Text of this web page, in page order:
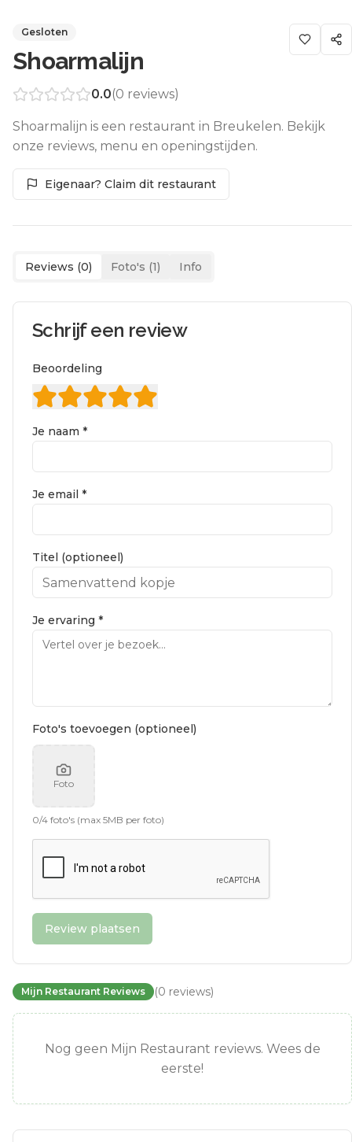
Gesloten
Shoarmalijn
0.0(0 reviews)
Shoarmalijn is een restaurant in Breukelen. Bekijk
onze reviews, menu en openingstijden.
Eigenaar? Claim dit restaurant
Reviews (0) Foto's (1) Info
Schrijf een review
Beoordeling
Je naam *
Je email *
Titel (optioneel)
Je ervaring *
Foto's toevoegen (optioneel)
Foto
0/4 foto's (max 5MB per foto)
Review plaatsen
Mijn Restaurant Reviews (0 reviews)
Nog geen Mijn Restaurant reviews. Wees de
eerste!